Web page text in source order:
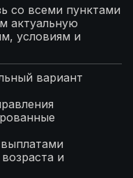
со всеми пунктами
актуальную
условиям и
вариант
и